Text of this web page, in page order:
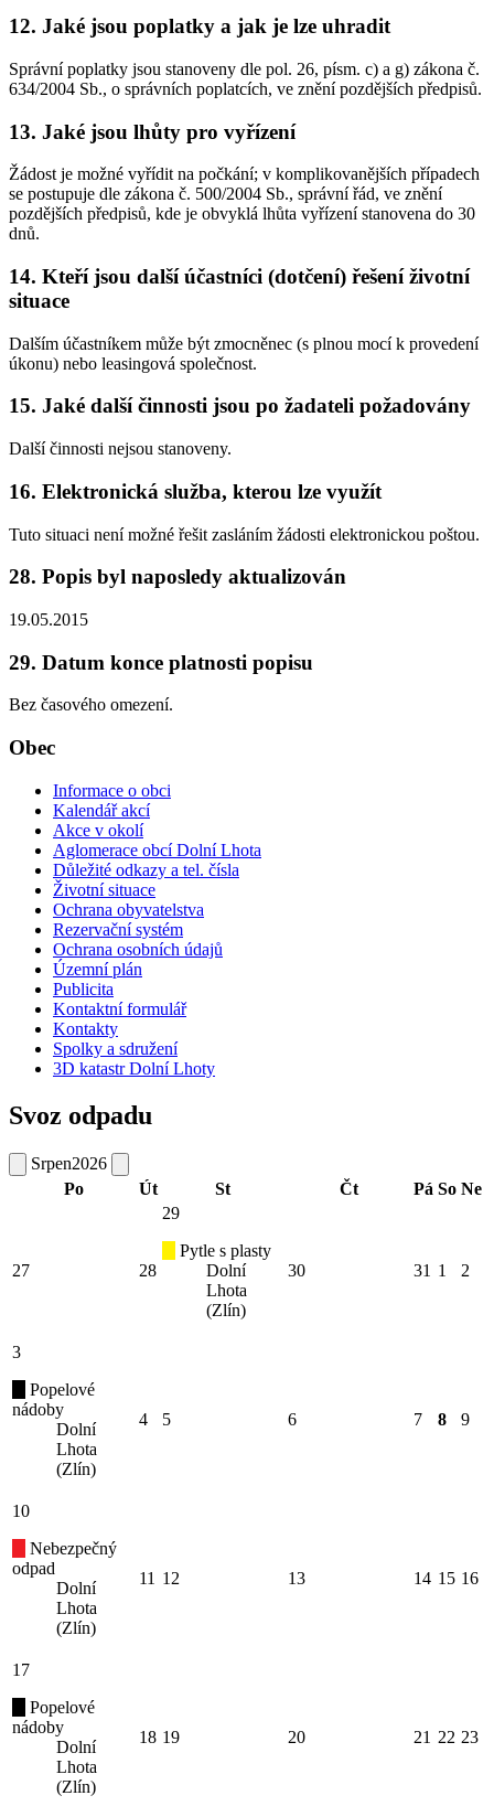
12. Jaké jsou poplatky a jak je lze uhradit
Správní poplatky jsou stanoveny dle pol. 26, písm. c) a g) zákona č.
634/2004 Sb., o správních poplatcích, ve znění pozdějších předpisů.
13. Jaké jsou lhůty pro vyřízení
Žádost je možné vyřídit na počkání; v komplikovanějších případech
se postupuje dle zákona č. 500/2004 Sb., správní řád, ve znění
pozdějších předpisů, kde je obvyklá lhůta vyřízení stanovena do 30
dnů.
14. Kteří jsou další účastníci (dotčení) řešení životní
situace
Dalším účastníkem může být zmocněnec (s plnou mocí k provedení
úkonu) nebo leasingová společnost.
15. Jaké další činnosti jsou po žadateli požadovány
Další činnosti nejsou stanoveny.
16. Elektronická služba, kterou lze využít
Tuto situaci není možné řešit zasláním žádosti elektronickou poštou.
28. Popis byl naposledy aktualizován
19.05.2015
29. Datum konce platnosti popisu
Bez časového omezení.
Obec
Informace o obci
Kalendář akcí
Akce v okolí
Aglomerace obcí Dolní Lhota
Důležité odkazy a tel. čísla
Životní situace
Ochrana obyvatelstva
Rezervační systém
Ochrana osobních údajů
Územní plán
Publicita
Kontaktní formulář
Kontakty
Spolky a sdružení
3D katastr Dolní Lhoty
Svoz odpadu
Srpen2026
Po
Út St Čt Pá So Ne
27 28
29
Pytle s plasty
Dolní
Lhota
(Zlín)
30 31 1 2
3
Popelové
nádoby
Dolní
Lhota
(Zlín)
4 5 6 7 8 9
10
Nebezpečný
odpad
Dolní
Lhota
(Zlín)
11 12 13 14 15 16
17
Popelové
nádoby
Dolní
Lhota
(Zlín)
18 19 20 21 22 23